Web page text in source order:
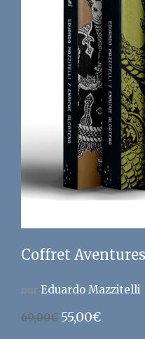
Coffret
par Eduardo Mazzitelli
69,00€ Le
55,00€Le